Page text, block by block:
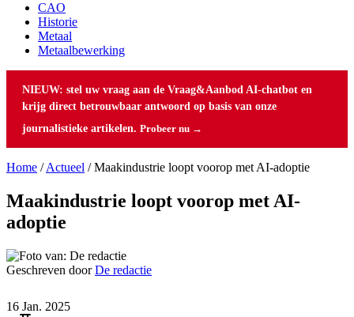
CAO
Historie
Metaal
Metaalbewerking
NIEUW: stel uw vraag aan de Vraag&Aanbod AI-chatbot en
krijg direct betrouwbaar antwoord op basis van onze
journalistieke artikelen. Probeer nu →
Home /Actueel /Maakindustrie loopt voorop met AI-adoptie
Maakindustrie loopt voorop met AI-
adoptie
Geschreven doorDe redactie
16 Jan. 2025